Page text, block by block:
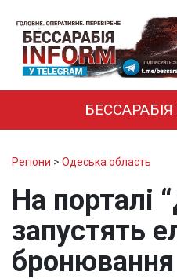
БЕССАРАБІЯ
Регіони > Одеська область
На порталі
запустять
бронювання